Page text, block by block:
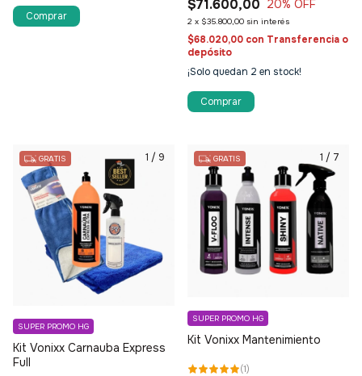
$71.600,00 20% OFF
2 x $35.800,00 sin interés
$68.020,00 con Transferencia o
depósito
¡Solo quedan 2 en stock!
1 / 9
GRATIS
Kit Vonixx Carnauba Express
Full
SUPER PROMO HG
1 / 7
GRATIS
Kit Vonixx Mantenimiento
(1)
SUPER PROMO HG